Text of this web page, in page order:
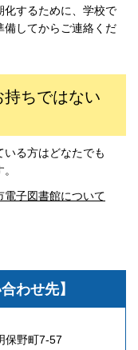
化するために、学校で
備してからご連絡くだ
ちではない
いる方はどなたでも
電子図書館について
わせ先】
保野町7-57